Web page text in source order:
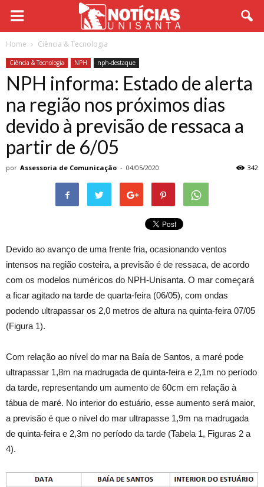
Home Ciência & Tecnologia
Ciência & Tecnologia NPH nph-destaque
NPH informa: Estado de alerta
na região nos próximos dias
devido à previsão de ressaca a
partir de 6/05
por Assessoria de Comunicação - 04/05/2020 342
Devido ao avanço de uma frente fria, ocasionando ventos
intensos na região costeira, a previsão é de ressaca, de acordo
com os modelos numéricos do NPH-Unisanta. O mar começará
a ficar agitado na tarde de quarta-feira (06/05), com ondas
podendo ultrapassar os 2,0 metros de altura na quinta-feira 07/05
(Figura 1).
Com relação ao nível do mar na Baía de Santos, a maré pode
ultrapassar 1,8m na madrugada de quinta-feira e 2,1m no período
da tarde, representando um aumento de 60cm em relação à
tábua de maré. No interior do estuário, esse aumento será maior,
a previsão é que o nível do mar ultrapasse 1,9m na madrugada
de quinta-feira e 2,3m no período da tarde (Tabela 1, Figuras 2 a
4).